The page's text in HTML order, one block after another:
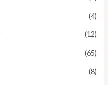
(4)
(12)
(65)
(8)